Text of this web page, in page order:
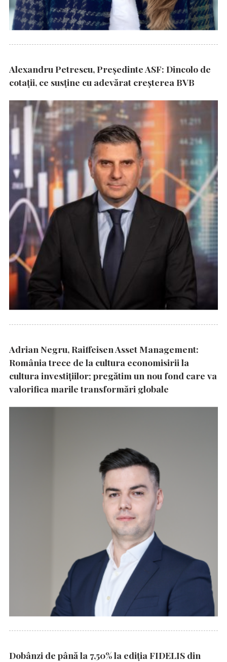
Alexandru Petrescu, Președinte ASF: Dincolo de
cotații, ce susține cu adevărat creșterea BVB
Adrian Negru, Raiffeisen Asset Management:
România trece de la cultura economisirii la
cultura investițiilor; pregătim un nou fond care va
valorifica marile transformări globale
Dobânzi de până la 7,50% la ediția FIDELIS din